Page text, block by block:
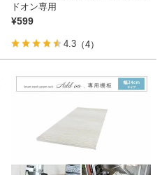
ドオン専用
¥599
4.3 （4）